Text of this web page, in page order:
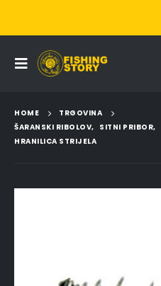
HOME
TRGOVINA
ŠARANSKI RIBOLOV, SITNI PRIBOR,
HRANILICA STRIJELA